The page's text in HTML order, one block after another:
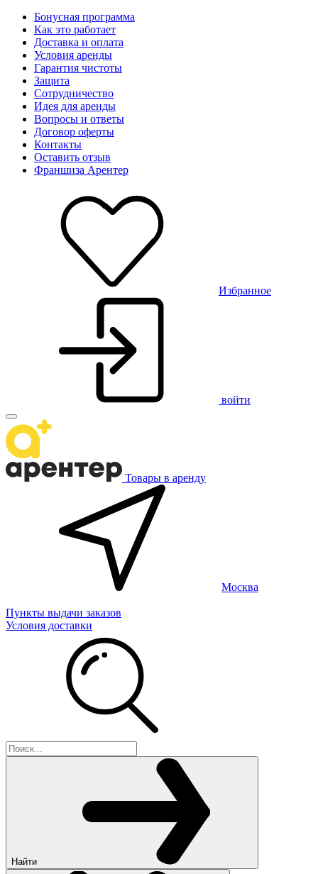
Бонусная программа
Как это работает
Доставка и оплата
Условия аренды
Гарантия чистоты
Защита
Сотрудничество
Идея для аренды
Вопросы и ответы
Договор оферты
Контакты
Оставить отзыв
Франшиза Арентер
Избранное
войти
Товары в аренду
Москва
Пункты выдачи заказов
Условия доставки
Найти